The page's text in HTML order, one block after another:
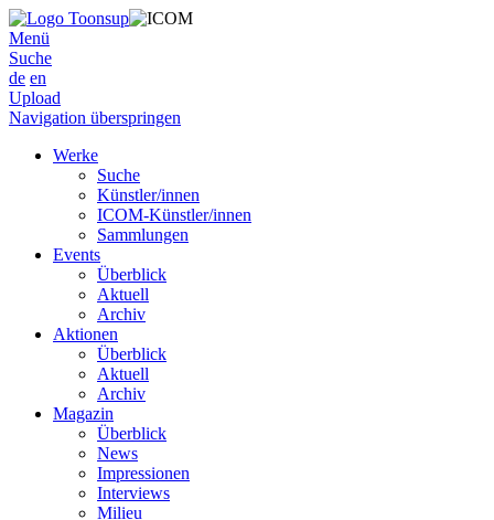
Menü
Suche
de en
Upload
Navigation überspringen
Werke
Suche
Künstler/innen
ICOM-Künstler/innen
Sammlungen
Events
Überblick
Aktuell
Archiv
Aktionen
Überblick
Aktuell
Archiv
Magazin
Überblick
News
Impressionen
Interviews
Milieu